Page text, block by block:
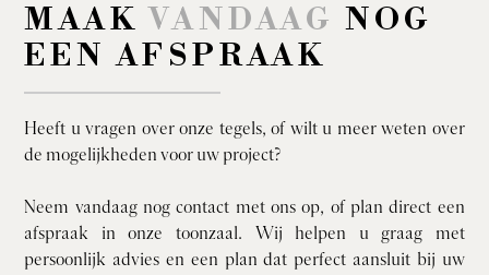
MAAKVANDAAG NOG
EEN AFSPRAAK
Heeft u vragen over onze tegels, of wilt u meer weten over
de mogelijkheden voor uw project?
Neem vandaag nog contact met ons op, of plan direct een
afspraak in onze toonzaal. Wij helpen u graag met
persoonlijk advies en een plan dat perfect aansluit bij uw